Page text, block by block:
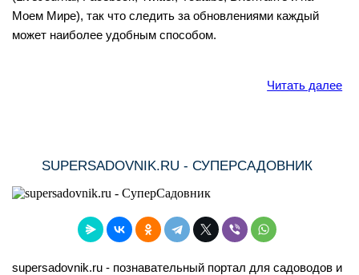
Моем Мире), так что следить за обновлениями каждый
может наиболее удобным способом.
Читать далее
SUPERSADOVNIK.RU - СУПЕРСАДОВНИК
supersadovnik.ru - познавательный портал для садоводов и